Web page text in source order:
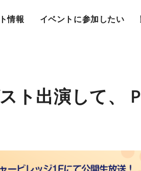
情報 イベントに参加したい
ト出演して、